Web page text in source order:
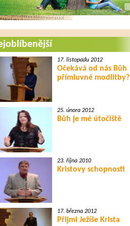
17. listopadu 2012
Očekává od nás Bůh
přímluvné modlitby?
25. února 2012
Bůh je mé útočiště
23. října 2010
Kristovy schopnosti
17. března 2012
Přijmi Ježíše Krista